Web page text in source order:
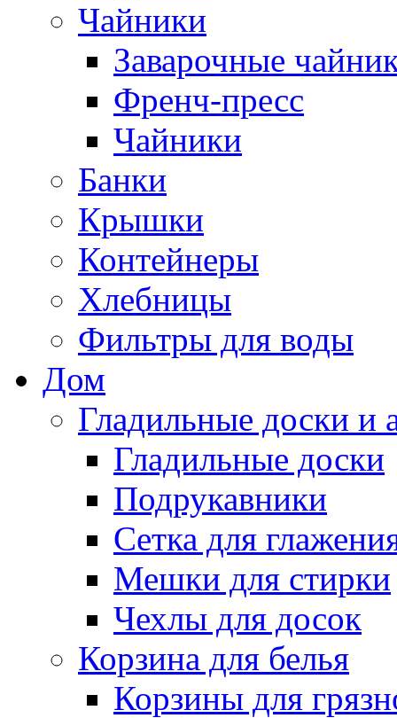
Чайники
Заварочные
Френч-пресс
Чайники
Банки
Крышки
Контейнеры
Хлебницы
Фильтры для воды
Дом
Гладильные доски и
Гладильные доски
Подрукавники
Сетка для
Мешки для стирки
Чехлы для досок
Корзина для белья
Корзины для